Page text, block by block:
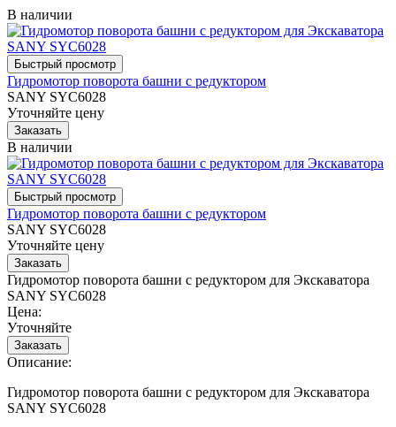
В наличии
Гидромотор поворота башни с редуктором
SANY SYC6028
Уточняйте цену
В наличии
Гидромотор поворота башни с редуктором
SANY SYC6028
Уточняйте цену
Гидромотор поворота башни с редуктором для Экскаватора
SANY SYC6028
Цена:
Уточняйте
Описание:
Гидромотор поворота башни с редуктором для Экскаватора
SANY SYC6028